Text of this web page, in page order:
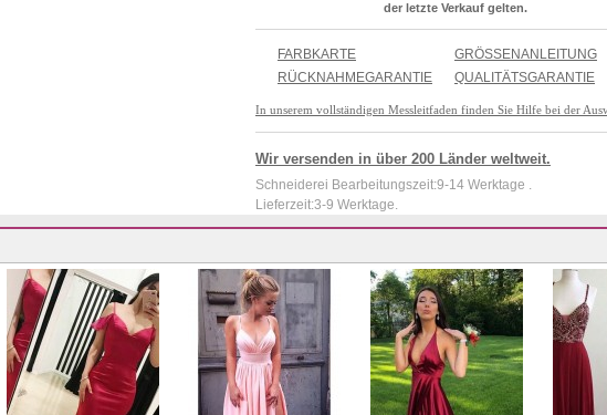
der letzte Verkauf gelten.
FARBKARTE GRÖSSENANLEITUNG
RÜCKNAHMEGARANTIE
QUALITÄTSGARANTIE
In unserem vollständigen Messleitfaden finden Sie Hilfe bei der
Wir versenden in über 200 Länder weltweit.
Schneiderei Bearbeitungszeit:9-14 Werktage .
Lieferzeit:3-9 Werktage.